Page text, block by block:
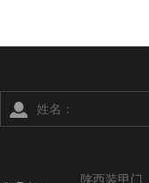
陕西装甲门